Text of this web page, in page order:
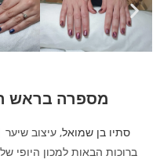
מספרה בראש
סתיו בן שמואל, עיצוב
ברוכות הבאות למכון היופי